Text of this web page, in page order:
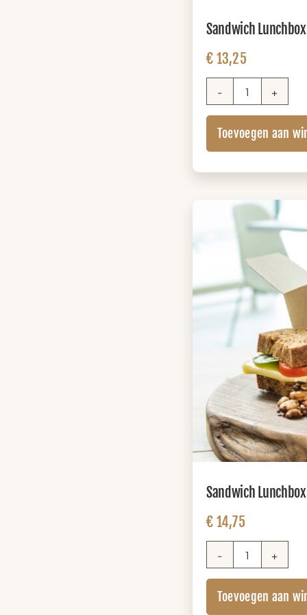
Sandwich
€ 13,25
Sandwich
Lunchbox
(+
zuivel)
Toevoegen aan
Sandwich Lunchbox
€ 14,75
Sandwich
Lunchbox
XL
Toevoegen aan